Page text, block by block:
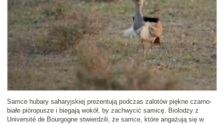
Samce hubary saharyjskiej prezentują podczas zalotów piękne czarno-
białe pióropusze i biegają wokół, by zachwycić samicę. Biolodzy z
Université de Bourgogne stwierdzili, że samce, które angażują się w